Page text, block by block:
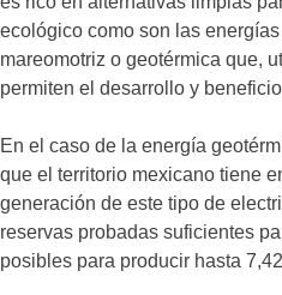
ecológico como son las
mareomotriz o geotérmica que,
permiten el desarrollo y
En el caso de la energía
que el territorio mexicano tiene
generación de este tipo de
reservas probadas suficientes
posibles para producir hasta